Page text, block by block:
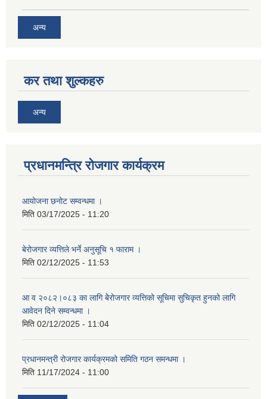
अन्य
कर तथा शुल्कहरु
अन्य
प्रधानमन्त्रि रोजगार कार्यक्रम
आयोजना छनोट सम्वन्धमा ।
मिति 03/17/2025 - 11:20
बेरोजगार व्यत्तिले भर्ने अनुसूचि १ फाराम ।
मिति 02/12/2025 - 11:53
आ व २०८२।०८३ का लागि बेेरोजगार व्यत्तिको सूचिमा सुचिकृत हुनको लागि
आवेदन दिने सम्वन्धमा ।
मिति 02/12/2025 - 11:04
प्रधानमन्त्री रोजगार कार्यक्रमको समिति गठन समन्धमा ।
मिति 11/17/2024 - 11:00